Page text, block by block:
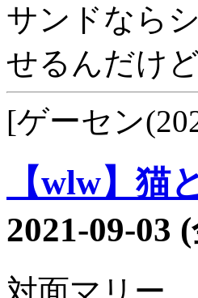
サンドなら
せるんだけ
[ゲーセン
【wlw】猫
2021-09-03
対面マリー。